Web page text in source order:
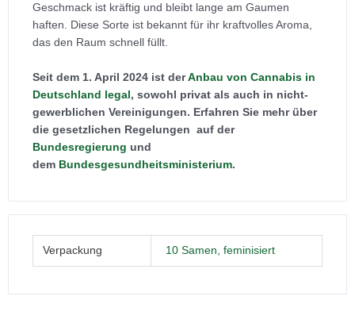
Geschmack ist kräftig und bleibt lange am Gaumen
haften. Diese Sorte ist bekannt für ihr kraftvolles Aroma,
das den Raum schnell füllt.
Seit dem 1. April 2024 ist derAnbau von Cannabis in
Deutschland legal , sowohl privat als auch in nicht-
gewerblichen Vereinigungen. Erfahren Sie mehr über
die gesetzlichen Regelungen auf der
Bundesregierung und
dem Bundesgesundheitsministerium.
Verpackung 10 Samen, feminisiert